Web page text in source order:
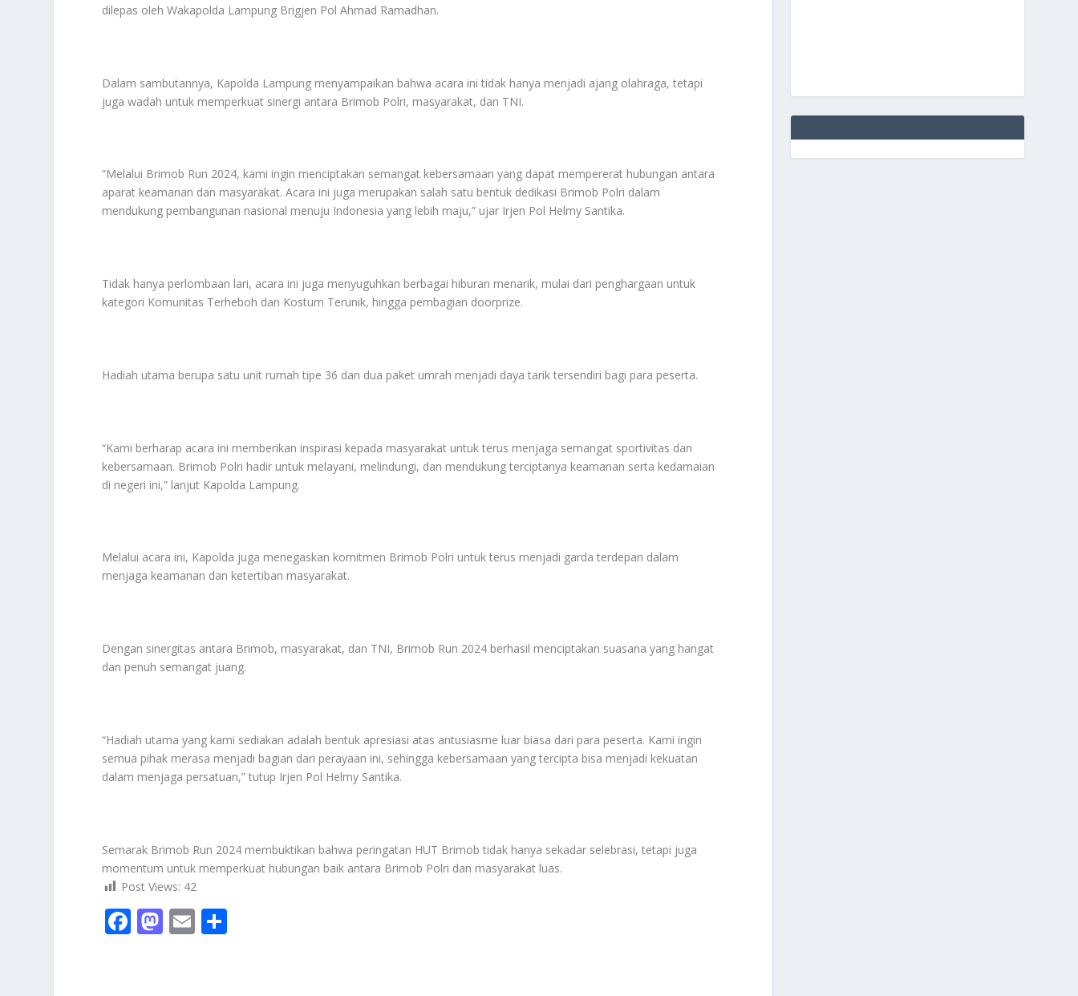
dilepas oleh Wakapolda Lampung Brigjen Pol Ahmad Ramadhan.
Dalam sambutannya, Kapolda Lampung menyampaikan bahwa acara ini tidak hanya menjadi ajang olahraga, tetapi
juga wadah untuk memperkuat sinergi antara Brimob Polri, masyarakat, dan TNI.
“Melalui Brimob Run 2024, kami ingin menciptakan semangat kebersamaan yang dapat mempererat hubungan antara
aparat keamanan dan masyarakat. Acara ini juga merupakan salah satu bentuk dedikasi Brimob Polri dalam
mendukung pembangunan nasional menuju Indonesia yang lebih maju,” ujar Irjen Pol Helmy Santika.
Tidak hanya perlombaan lari, acara ini juga menyuguhkan berbagai hiburan menarik, mulai dari penghargaan untuk
kategori Komunitas Terheboh dan Kostum Terunik, hingga pembagian doorprize.
Hadiah utama berupa satu unit rumah tipe 36 dan dua paket umrah menjadi daya tarik tersendiri bagi para peserta.
“Kami berharap acara ini memberikan inspirasi kepada masyarakat untuk terus menjaga semangat sportivitas dan
kebersamaan. Brimob Polri hadir untuk melayani, melindungi, dan mendukung terciptanya keamanan serta kedamaian
di negeri ini,” lanjut Kapolda Lampung.
Melalui acara ini, Kapolda juga menegaskan komitmen Brimob Polri untuk terus menjadi garda terdepan dalam
menjaga keamanan dan ketertiban masyarakat.
Dengan sinergitas antara Brimob, masyarakat, dan TNI, Brimob Run 2024 berhasil menciptakan suasana yang hangat
dan penuh semangat juang.
“Hadiah utama yang kami sediakan adalah bentuk apresiasi atas antusiasme luar biasa dari para peserta. Kami ingin
semua pihak merasa menjadi bagian dari perayaan ini, sehingga kebersamaan yang tercipta bisa menjadi kekuatan
dalam menjaga persatuan,” tutup Irjen Pol Helmy Santika.
Semarak Brimob Run 2024 membuktikan bahwa peringatan HUT Brimob tidak hanya sekadar selebrasi, tetapi juga
momentum untuk memperkuat hubungan baik antara Brimob Polri dan masyarakat luas.
Post Views: 42
F M E